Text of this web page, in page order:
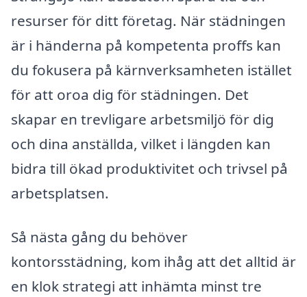
resurser för ditt företag. När städningen
är i händerna på kompetenta proffs kan
du fokusera på kärnverksamheten istället
för att oroa dig för städningen. Det
skapar en trevligare arbetsmiljö för dig
och dina anställda, vilket i längden kan
bidra till ökad produktivitet och trivsel på
arbetsplatsen.
Så nästa gång du behöver
kontorsstädning, kom ihåg att det alltid är
en klok strategi att inhämta minst tre